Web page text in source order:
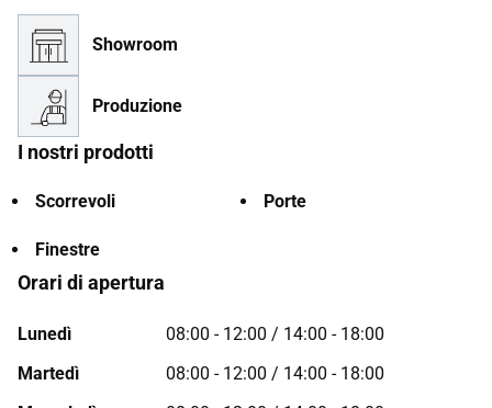
Showroom
Produzione
I nostri prodotti
Scorrevoli Porte
Finestre
Orari di apertura
Lunedì
08:00 - 12:00 / 14:00 - 18:00
Martedì
08:00 - 12:00 / 14:00 - 18:00